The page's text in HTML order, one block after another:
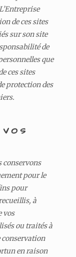
de ces sites
sur son site
de
que
ces sites
protection des
conservons
pour le
pour
à
vos
ou traités à
conservation
en raison